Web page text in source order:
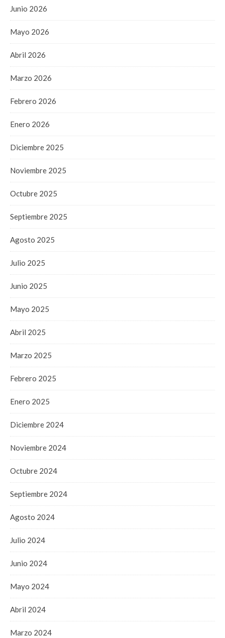
Junio 2026
Mayo 2026
Abril 2026
Marzo 2026
Febrero 2026
Enero 2026
Diciembre 2025
Noviembre 2025
Octubre 2025
Septiembre 2025
Agosto 2025
Julio 2025
Junio 2025
Mayo 2025
Abril 2025
Marzo 2025
Febrero 2025
Enero 2025
Diciembre 2024
Noviembre 2024
Octubre 2024
Septiembre 2024
Agosto 2024
Julio 2024
Junio 2024
Mayo 2024
Abril 2024
Marzo 2024